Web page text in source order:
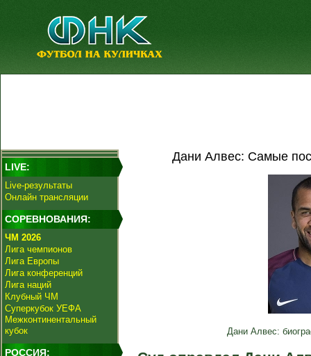
LIVE:
Live-результаты
Онлайн трансляции
СОРЕВНОВАНИЯ:
ЧМ 2026
Лига чемпионов
Лига Европы
Лига конференций
Лига наций
Клубный ЧМ
Суперкубок УЕФА
Межконтинентальный
кубок
РОССИЯ:
Дани Алвес: Самые
Дани Алвес: